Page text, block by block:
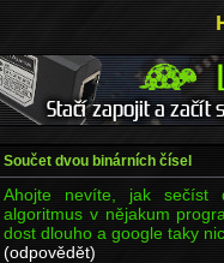
Součet dvou binárních čísel
Ahojte nevíte, jak sečíst
algoritmus v nějakum
dost dlouho a google taky
(odpovědět)